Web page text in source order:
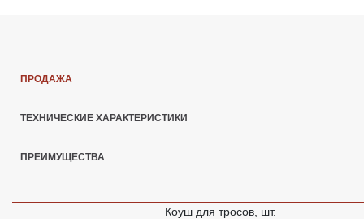
ПРОДАЖА
ТЕХНИЧЕСКИЕ ХАРАКТЕРИСТИКИ
ПРЕИМУЩЕСТВА
Коуш для тросов, шт.